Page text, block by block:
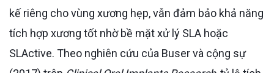
kế riêng cho vùng xương hẹp, vẫn đảm bảo khả năng
tích hợp xương tốt nhờ bề mặt xử lý SLA hoặc
SLActive. Theo nghiên cứu của Buser và cộng sự